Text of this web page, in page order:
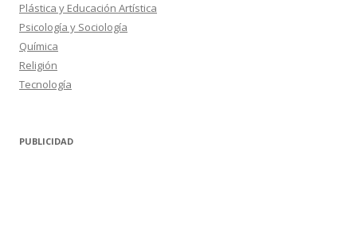
Plástica y Educación Artística
Psicología y Sociología
Química
Religión
Tecnología
PUBLICIDAD